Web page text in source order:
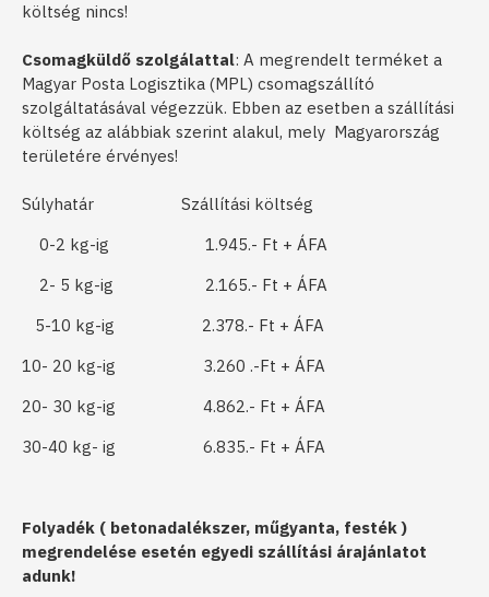
költség nincs!
Csomagküldő szolgálattal: A megrendelt terméket a
Magyar Posta Logisztika (MPL) csomagszállító
szolgáltatásával végezzük. Ebben az esetben a szállítási
költség az alábbiak szerint alakul, mely Magyarország
területére érvényes!
Súlyhatár Szállítási költség
0-2 kg-ig 1.945.- Ft + ÁFA
2- 5 kg-ig 2.165.- Ft + ÁFA
5-10 kg-ig 2.378.- Ft + ÁFA
10- 20 kg-ig 3.260 .-Ft + ÁFA
20- 30 kg-ig 4.862.- Ft + ÁFA
30-40 kg- ig 6.835.- Ft + ÁFA
Folyadék ( betonadalékszer, műgyanta, festék )
megrendelése esetén egyedi szállítási árajánlatot
adunk!